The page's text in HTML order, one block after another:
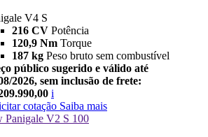
V4 S
216 CV Potência
120,9 Nm Torque
187 kg Peso bruto sem combustível
público sugerido e válido até
2026, sem inclusão de frete:
i
cotação Saiba mais
Panigale V2 S 100